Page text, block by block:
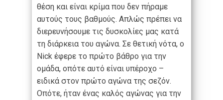
θέση και είναι κρίμα που δεν πήραμε
αυτούς τους βαθμούς. Απλώς πρέπει να
διερευνήσουμε τις δυσκολίες μας κατά
τη διάρκεια του αγώνα. Σε θετική νότα, ο
Nick έφερε το πρώτο βάθρο για την
ομάδα, οπότε αυτό είναι υπέροχο –
ειδικά στον πρώτο αγώνα της σεζόν.
Οπότε, ήταν ένας καλός αγώνας για την